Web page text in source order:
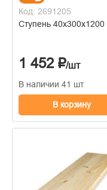
Код: 2691205
Ступень
1 452 ₽/шт
В наличии 41 шт
В корзину